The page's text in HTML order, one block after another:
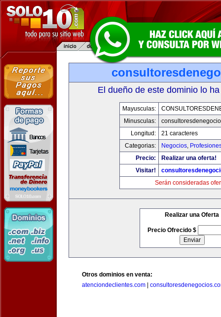
El dueño de este dominio lo
Mayusculas:
Minusculas:
Longitud:
21 caracteres
Categorias:
Negocios,
Precio:
Realizar una oferta!
Visitar!
Serán consideradas
Realizar una Oferta
Precio Ofrecido $
Otros dominios en venta:
atenciondeclientes.com